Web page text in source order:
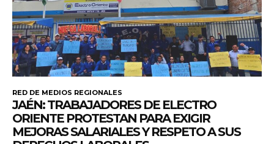
RED DE MEDIOS REGIONALES
JAÉN: TRABAJADORES DE ELECTRO
ORIENTE PROTESTAN PARA EXIGIR
MEJORAS SALARIALES Y RESPETO A SUS